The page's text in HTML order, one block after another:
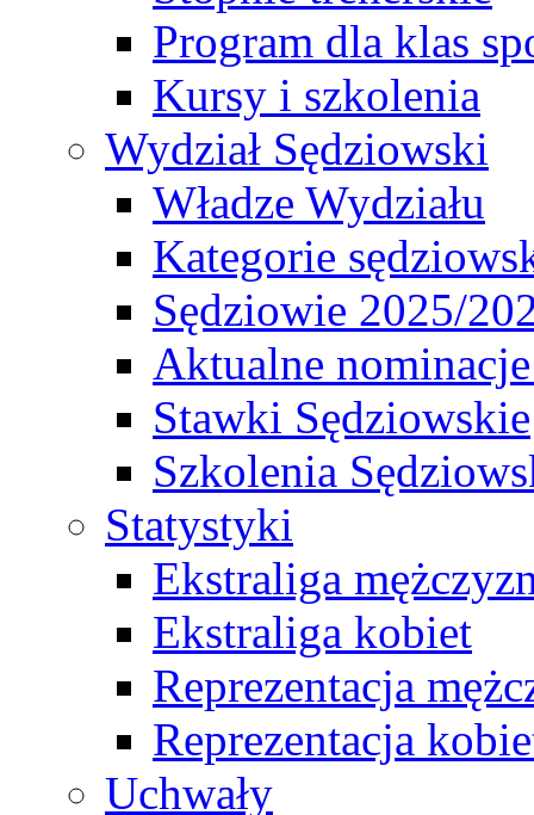
Program dla klas
Kursy i szkolenia
Wydział Sędziowski
Władze Wydziału
Kategorie
Sędziowie 2025/
Aktualne
Stawki Sędziowskie
Szkolenia
Statystyki
Ekstraliga
Ekstraliga kobiet
Reprezentacja
Reprezentacja
Uchwały